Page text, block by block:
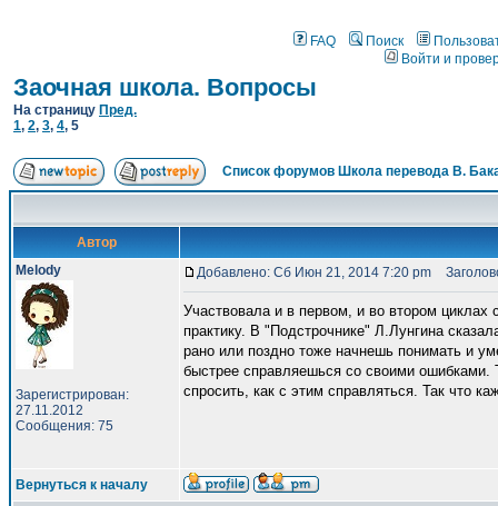
FAQ Поиск
Войти и
Заочная школа. Вопросы
На страницу Пред.
1, 2, 3, 4, 5
Список форумов Школа перевода В.
Автор
Melody
Зарегистрирован:
27.11.2012
Сообщения: 75
Добавлено: Сб Июн 21, 2014 7:20 pm
Участвовала и в первом, и во втором
практику. В "Подстрочнике" Л.Лунгина
рано или поздно тоже начнешь понимать и
быстрее справляешься со своими ошибками.
спросить, как с этим справляться. Так что
Вернуться к началу